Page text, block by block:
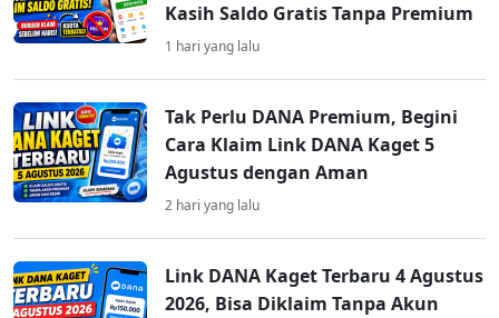
Kasih Saldo Gratis Tanpa Premium
1 hari yang lalu
Tak Perlu DANA Premium, Begini
Cara Klaim Link DANA Kaget 5
Agustus dengan Aman
2 hari yang lalu
Link DANA Kaget Terbaru 4 Agustus
2026, Bisa Diklaim Tanpa Akun